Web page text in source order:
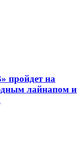
пройдет на
лайнапом и